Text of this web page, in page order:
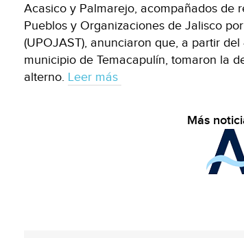
Acasico y Palmarejo, acompañados de
Pueblos y Organizaciones de Jalisco
(UPOJAST), anunciaron que, a partir
municipio de Temacapulín, tomaron la
alterno. Leer más
Más